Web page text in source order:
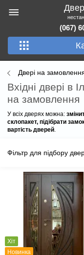
(067)
Двері на
Вхідні двері в
на замовлення
У всіх дверях можна:
склопакет, підібрати
вартість дверей.
Фільтр для підбору
Хіт
Новинка